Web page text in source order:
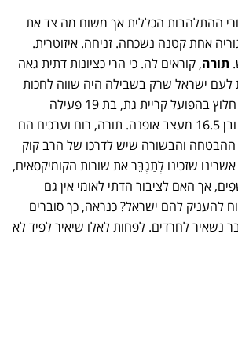
ההתלהבות הכללית אך משום מה צד את
אחת קטנה נשכחה. זניחה. איזוטרית.
תורה, קוראים לה. כי הרי כציונות דתית גאה
לעם ישראל שרק בשבילה היה שווה לחכות
אלפיים שנה – בן 21 חלוץ בהפועל קריית גת, בת 19 פעילה
פמיניסטית בפייסבוק ובן 16.5 מעצב אופנה. תורה, רוח וערכים הם
ההבטחה והבשורה שיש לדרכו של הרב קוק
שזכינו לְתַגְבֵּר את שורות הקומיקסאים,
אך האם לציבור הדתי לאומי אין גם
להעניק להם ישראל? כנראה, כך סוברים
נשאיר לחרדים. לפחות לאלו שיאיר לפיד לא